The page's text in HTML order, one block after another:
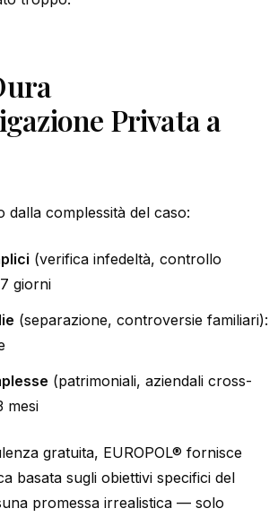
Privata a
dalla complessità del caso:
(verifica infedeltà, controllo
giorni
(separazione, controversie familiari):
(patrimoniali, aziendali cross-
mesi
gratuita, EUROPOL® fornisce
basata sugli obiettivi specifici del
promessa irrealistica — solo